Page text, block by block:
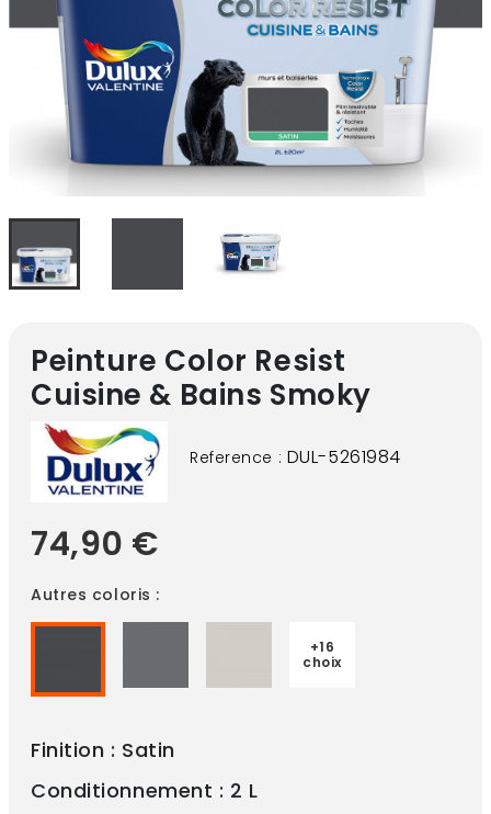
Peinture Color Resist
Cuisine & Bains Smoky
Reference : DUL-5261984
74,90 €
Autres coloris :
+16
choix
Finition : Satin
Conditionnement : 2 L